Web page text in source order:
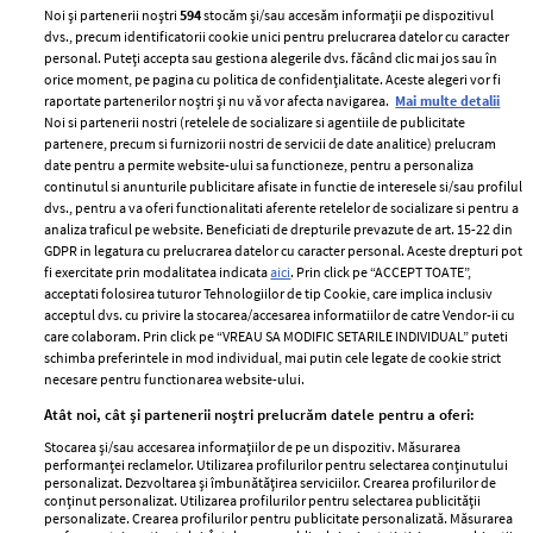
ELLE Style Awards
2024
Despre ELLE
Romania
Contact
Abonamente
Termeni si conditii
Politica de
confidențialitate
Politica de cookies
Publicitate
GSP
Unica
Baby
femei
Viva
Avantaje
Noi și partenerii noștri594stocăm și/sau accesăm informații pe dispozitivul
dvs., precum identificatorii cookie unici pentru prelucrarea datelor cu caracter
personal. Puteți accepta sau gestiona alegerile dvs. făcând clic mai jos sau în
orice moment, pe pagina cu politica de confidențialitate. Aceste alegeri vor fi
raportate partenerilor noștri și nu vă vor afecta navigarea. Mai multe detalii
Noi si partenerii nostri (retelele de socializare si agentiile de publicitate
partenere, precum si furnizorii nostri de servicii de date analitice) prelucram
date pentru a permite website-ului sa functioneze, pentru a personaliza
continutul si anunturile publicitare afisate in functie de interesele si/sau profilul
dvs., pentru a va oferi functionalitati aferente retelelor de socializare si pentru a
analiza traficul pe website. Beneficiati de drepturile prevazute de art. 15-22 din
GDPR in legatura cu prelucrarea datelor cu caracter personal. Aceste drepturi pot
fi exercitate prin modalitatea indicataaici. Prin click pe “ACCEPT TOATE”,
acceptati folosirea tuturor Tehnologiilor de tip Cookie, care implica inclusiv
acceptul dvs. cu privire la stocarea/accesarea informatiilor de catre Vendor-ii cu
care colaboram. Prin click pe “VREAU SA MODIFIC SETARILE INDIVIDUAL” puteti
schimba preferintele in mod individual, mai putin cele legate de cookie strict
necesare pentru functionarea website-ului.
Atât noi, cât și partenerii noștri prelucrăm datele pentru a oferi:
Stocarea și/sau accesarea informațiilor de pe un dispozitiv. Măsurarea
performanței reclamelor. Utilizarea profilurilor pentru selectarea conținutului
personalizat. Dezvoltarea și îmbunătățirea serviciilor. Crearea profilurilor de
conținut personalizat. Utilizarea profilurilor pentru selectarea publicității
personalizate. Crearea profilurilor pentru publicitate personalizată. Măsurarea